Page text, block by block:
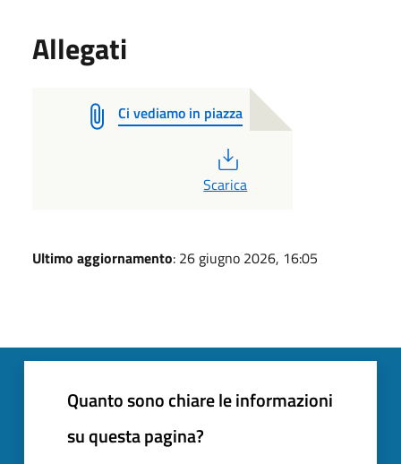
Allegati
Ci vediamo in piazza
Scarica
Ultimo aggiornamento: 26 giugno 2026, 16:05
Quanto sono chiare le informazioni
su questa pagina?